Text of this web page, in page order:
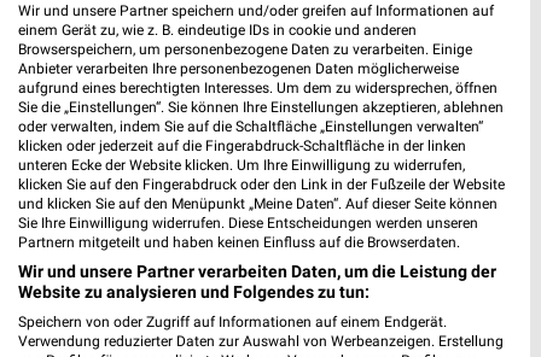
227,75 km • Angebote: 3 Prospekte
Netto Marken-Discount Kahla
Franz-Lehmann-Straße 6 a
07768 Kahla
Heute geschlossen
228,16 km • Angebote: 3 Prospekte
Netto Marken-Discount Stadtroda
August-Bebel-Str. 10 b
07646 Stadtroda
Wir und unsere Partner speichern und/oder greifen auf Informationen auf
einem Gerät zu, wie z. B. eindeutige IDs in cookie und anderen
Browserspeichern, um personenbezogene Daten zu verarbeiten. Einige
Anbieter verarbeiten Ihre personenbezogenen Daten möglicherweise
aufgrund eines berechtigten Interesses. Um dem zu widersprechen, öffnen
Sie die „Einstellungen“. Sie können Ihre Einstellungen akzeptieren, ablehnen
oder verwalten, indem Sie auf die Schaltfläche „Einstellungen verwalten“
klicken oder jederzeit auf die Fingerabdruck-Schaltfläche in der linken
unteren Ecke der Website klicken. Um Ihre Einwilligung zu widerrufen,
klicken Sie auf den Fingerabdruck oder den Link in der Fußzeile der Website
und klicken Sie auf den Menüpunkt „Meine Daten“. Auf dieser Seite können
Sie Ihre Einwilligung widerrufen. Diese Entscheidungen werden unseren
Partnern mitgeteilt und haben keinen Einfluss auf die Browserdaten.
Wir und unsere Partner verarbeiten Daten, um die Leistung der
Website zu analysieren und Folgendes zu tun:
Speichern von oder Zugriff auf Informationen auf einem Endgerät.
Verwendung reduzierter Daten zur Auswahl von Werbeanzeigen. Erstellung